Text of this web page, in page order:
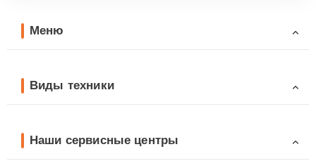
Меню
Виды техники
Наши сервисные центры